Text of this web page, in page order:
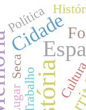
Cidade
Trabalho
Seca
Política
Lugar